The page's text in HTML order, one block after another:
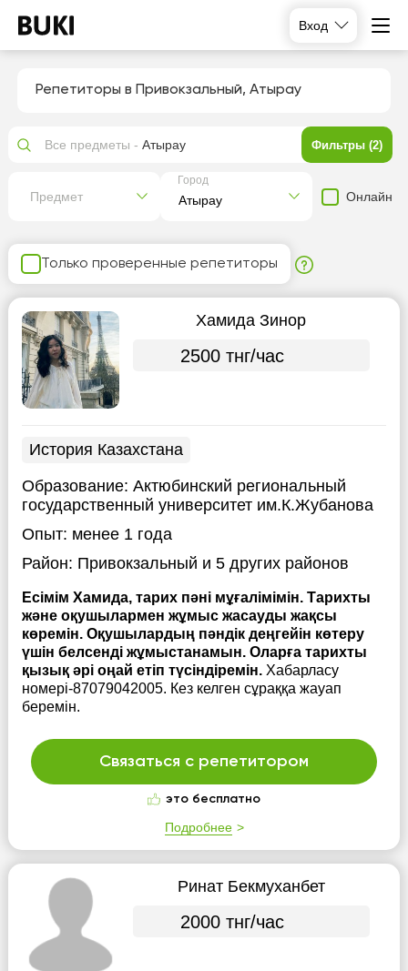
Вход
Репетиторы в Привокзальный, Атырау
Только проверенные репетиторы
Хамида Зинор
2500 тнг/час
История Казахстана
Образование: Актюбинский региональный
государственный университет им.К.Жубанова
Опыт: менее 1 года
Район: Привокзальный и 5 других районов
Есімім Хамида, тарих пәні мұғалімімін. Тарихты
және оқушылармен жұмыс жасауды жақсы
көремін. Оқушылардың пәндік деңгейін көтеру
үшін белсенді жұмыстанамын. Оларға тарихты
қызық әрі оңай етіп түсіндіремін. Хабарласу
номері-87079042005. Кез келген сұраққа жауап
беремін.
Связаться с репетитором
это бесплатно
Подробнее
Ринат Бекмуханбет
2000 тнг/час
Все предметы - Атырау Фильтры (2)
Предмет
Город
Онлайн